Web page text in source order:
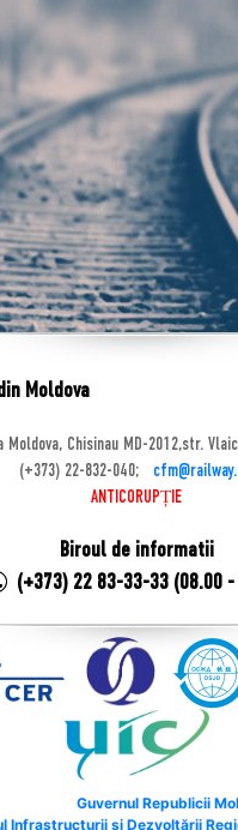
Moldova
Moldova, Chisinau MD-2012,str.
(+373) 22-832-040;
ANTICORUPȚIE
Biroul de informatii
(+373) 22 83-33-33 (08.00 -
Guvernul Republicii
Infrastructurii și Dezvoltării